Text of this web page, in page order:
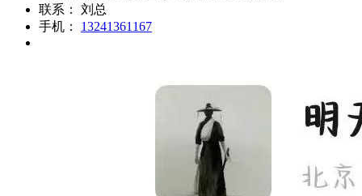
联系：
刘总
手机：
13241361167